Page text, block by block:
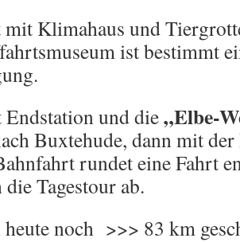
Klimahaus und
ist bestimmt
und die„Elbe-
Buxtehude, dann mit der
rundet eine Fahrt
Tagestour ab.
noch >>> 83 km